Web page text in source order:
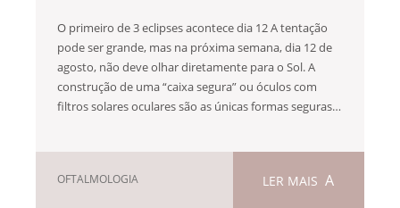
O primeiro de 3 eclipses acontece dia 12 A tentação
pode ser grande, mas na próxima semana, dia 12 de
agosto, não deve olhar diretamente para o Sol. A
construção de uma “caixa segura” ou óculos com
filtros solares oculares são as únicas formas seguras…
OFTALMOLOGIA LER MAIS